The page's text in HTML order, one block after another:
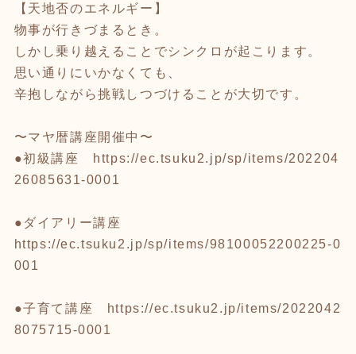
【天地否のエネルギー】
物事が行きづまるとき。
しかし乗り越えることでシンクロが起こります。
思い通りにいかなくても、
辛抱しながら挑戦しつづけることが大切です。
〜マヤ暦講座開催中〜
●初級講座
https://ec.tsuku2.jp/sp/items/202204
26085631-0001
●ダイアリー講座
https://ec.tsuku2.jp/sp/items/98100052200225-0
001
●子育て講座
https://ec.tsuku2.jp/items/2022042
8075715-0001